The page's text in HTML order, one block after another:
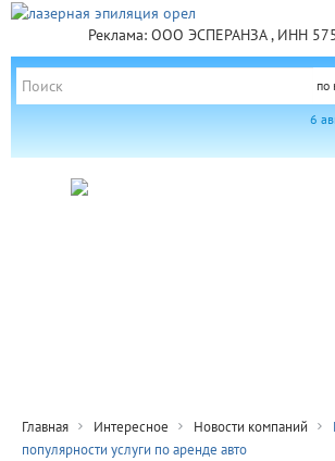
Реклама: ООО ЭСПЕРАНЗА , ИНН
по
6
Главная Интересное Новости компаний
популярности услуги по аренде авто